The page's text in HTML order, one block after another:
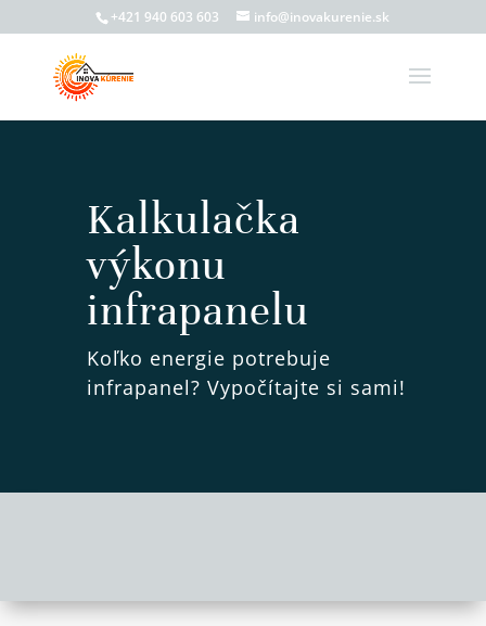
+421 940 603 603 info@inovakurenie.sk
Kalkulačka
výkonu
infrapanelu
Koľko energie potrebuje
infrapanel? Vypočítajte si sami!